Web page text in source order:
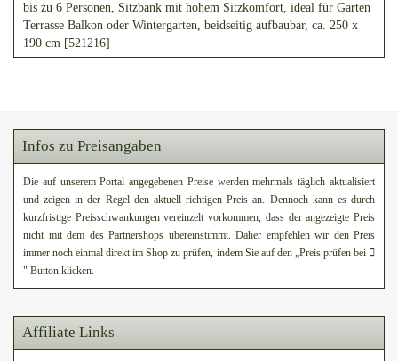
bis zu 6 Personen, Sitzbank mit hohem Sitzkomfort, ideal für Garten
Terrasse Balkon oder Wintergarten, beidseitig aufbaubar, ca. 250 x
190 cm [521216]
Infos zu Preisangaben
Die auf unserem Portal angegebenen Preise werden mehrmals täglich aktualisiert
und zeigen in der Regel den aktuell richtigen Preis an. Dennoch kann es durch
kurzfristige Preisschwankungen vereinzelt vorkommen, dass der angezeigte Preis
nicht mit dem des Partnershops übereinstimmt. Daher empfehlen wir den Preis
immer noch einmal direkt im Shop zu prüfen, indem Sie auf den „Preis prüfen bei
" Button klicken.
Affiliate Links